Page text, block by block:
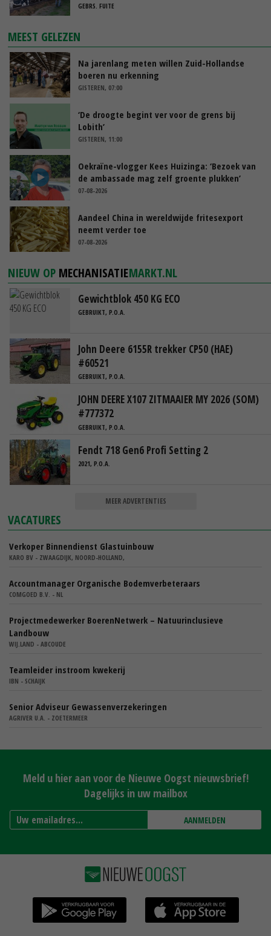
GEBRS. FUITE
MEEST GELEZEN
Na jarenlang meten willen Zuid-Hollandse
boeren nu erkenning
GISTEREN, 07:00
‘De droogte begint ver voor de grens bij
Lobith’
GISTEREN, 11:00
Oekraïne-vlogger Kees Huizinga: ‘Bezoek van
de ambassade mag zelf groente plukken’
07-08-2026
Aandeel China in wereldwijde fritesexport
neemt verder toe
07-08-2026
NIEUW OP MECHANISATIEMARKT.NL
Gewichtblok 450 KG ECO
GEBRUIKT, P.O.A.
John Deere 6155R trekker CP50 (HAE)
#60521
GEBRUIKT, P.O.A.
JOHN DEERE X107 ZITMAAIER MY 2026 (SOM)
#777372
GEBRUIKT, P.O.A.
Fendt 718 Gen6 Profi Setting 2
2021, P.O.A.
MEER ADVERTENTIES
VACATURES
Verkoper Binnendienst Glastuinbouw
KARO BV - ZWAAGDIJK, NOORD-HOLLAND,
Accountmanager Organische Bodemverbeteraars
COMGOED B.V. - NL
Projectmedewerker BoerenNetwerk – Natuurinclusieve
Landbouw
WIJ.LAND - ABCOUDE
Teamleider instroom kwekerij
IBN - SCHAIJK
Senior Adviseur Gewassenverzekeringen
AGRIVER U.A. - ZOETERMEER
Meld u hier aan voor de Nieuwe Oogst nieuwsbrief!
Dagelijks in uw mailbox
AANMELDEN